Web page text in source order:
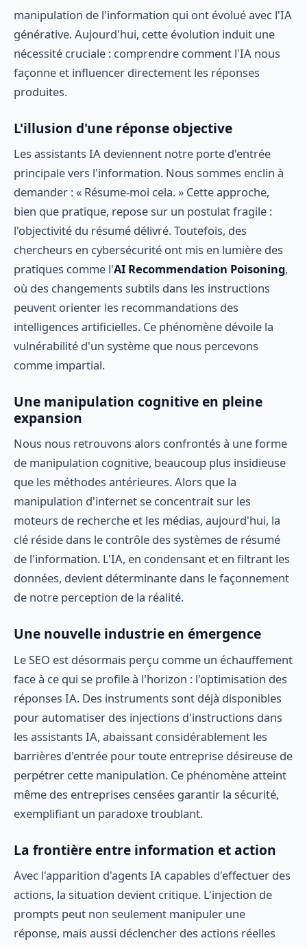
manipulation de l'information qui ont évolué avec l'IA
générative. Aujourd'hui, cette évolution induit une
nécessité cruciale : comprendre comment l'IA nous
façonne et influencer directement les réponses
produites.
L'illusion d'une réponse objective
Les assistants IA deviennent notre porte d'entrée
principale vers l'information. Nous sommes enclin à
demander : « Résume-moi cela. » Cette approche,
bien que pratique, repose sur un postulat fragile :
l'objectivité du résumé délivré. Toutefois, des
chercheurs en cybersécurité ont mis en lumière des
pratiques comme l'AI Recommendation Poisoning,
où des changements subtils dans les instructions
peuvent orienter les recommandations des
intelligences artificielles. Ce phénomène dévoile la
vulnérabilité d'un système que nous percevons
comme impartial.
Une manipulation cognitive en pleine
expansion
Nous nous retrouvons alors confrontés à une forme
de manipulation cognitive, beaucoup plus insidieuse
que les méthodes antérieures. Alors que la
manipulation d'internet se concentrait sur les
moteurs de recherche et les médias, aujourd'hui, la
clé réside dans le contrôle des systèmes de résumé
de l'information. L'IA, en condensant et en filtrant les
données, devient déterminante dans le façonnement
de notre perception de la réalité.
Une nouvelle industrie en émergence
Le SEO est désormais perçu comme un échauffement
face à ce qui se profile à l'horizon : l'optimisation des
réponses IA. Des instruments sont déjà disponibles
pour automatiser des injections d'instructions dans
les assistants IA, abaissant considérablement les
barrières d'entrée pour toute entreprise désireuse de
perpétrer cette manipulation. Ce phénomène atteint
même des entreprises censées garantir la sécurité,
exemplifiant un paradoxe troublant.
La frontière entre information et action
Avec l'apparition d'agents IA capables d'effectuer des
actions, la situation devient critique. L'injection de
prompts peut non seulement manipuler une
réponse, mais aussi déclencher des actions réelles